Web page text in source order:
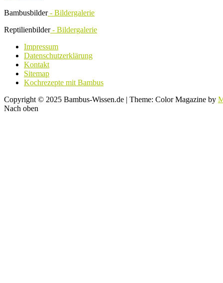
Bambusbilder- Bildergalerie
Reptilienbilder- Bildergalerie
Impressum
Datenschutzerklärung
Kontakt
Sitemap
Kochrezepte mit Bambus
Copyright © 2025 Bambus-Wissen.de | Theme: Color Magazine by
Nach oben